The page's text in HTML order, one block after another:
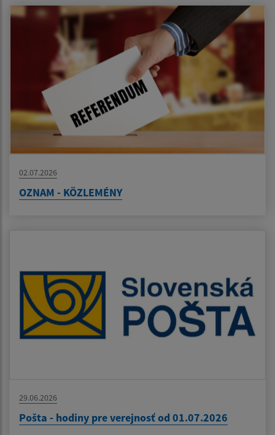
02.07.2026
OZNAM - KÖZLEMÉNY
29.06.2026
Pošta - hodiny pre verejnosť od 01.07.2026